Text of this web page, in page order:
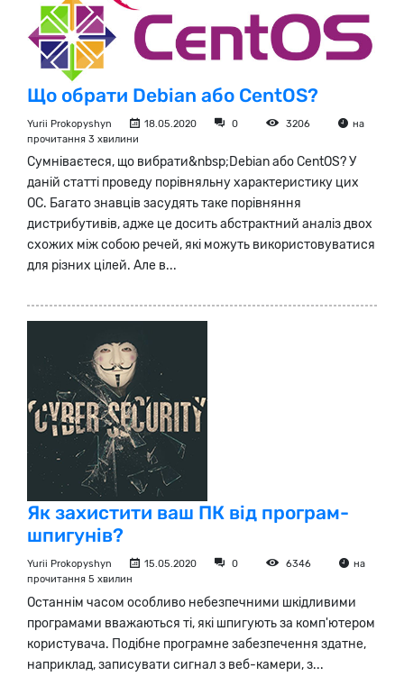
Що обрати Debian або CentOS?
Yurii Prokopyshyn 18.05.2020 0 3206
на
прочитання 3 хвилини
Сумніваєтеся, що вибрати&nbsp;Debian або CentOS? У
даній статті проведу порівняльну характеристику цих
ОС. Багато знавців засудять таке порівняння
дистрибутивів, адже це досить абстрактний аналіз двох
схожих між собою речей, які можуть використовуватися
для різних цілей. Але в...
Як захистити ваш ПК від програм-
шпигунів?
Yurii Prokopyshyn 15.05.2020 0 6346
на
прочитання 5 хвилин
Останнім часом особливо небезпечними шкідливими
програмами вважаються ті, які шпигують за комп'ютером
користувача. Подібне програмне забезпечення здатне,
наприклад, записувати сигнал з веб-камери, з...